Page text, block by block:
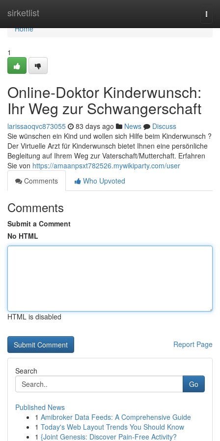
sirketlist
Home
Home
1
Online-Doktor Kinderwunsch:
Ihr Weg zur Schwangerschaft
larissaoqvc873055 83 days ago News
Discuss
Sie wünschen ein Kind und wollen sich Hilfe beim Kinderwunsch ?
Der Virtuelle Arzt für Kinderwunsch bietet Ihnen eine persönliche
Begleitung auf Ihrem Weg zur Vaterschaft/Mutterchaft. Erfahren
Sie von https://amaanpsxt782526.mywikiparty.com/user
Comments
Who Upvoted
Comments
Submit a Comment
No HTML
HTML is disabled
Report Page
Search
Go
Published News
1 Amibroker Data Feeds: A Comprehensive Guide
1 Today's Web Layout Trends You Should Know
1 {Joint Genesis: Discover Pain-Free Activity?